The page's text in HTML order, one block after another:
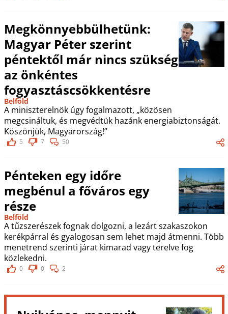
Megkönnyebbülhetünk:
Magyar Péter szerint
péntektől már nincs szükség
az önkéntes
fogyasztáscsökkentésre
Belföld
A miniszterelnök úgy fogalmazott, „közösen
megcsináltuk, és megvédtük hazánk energiabiztonságát.
Köszönjük, Magyarország!”
5 7 50
Pénteken egy időre
megbénul a főváros egy
része
Belföld
A tűzszerészek fognak dolgozni, a lezárt szakaszokon
kerékpárral és gyalogosan sem lehet majd átmenni. Több
menetrend szerinti járat kimarad vagy terelve fog
közlekedni.
0 0 2